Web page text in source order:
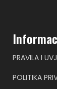
PRAVILA I
POLITIKA